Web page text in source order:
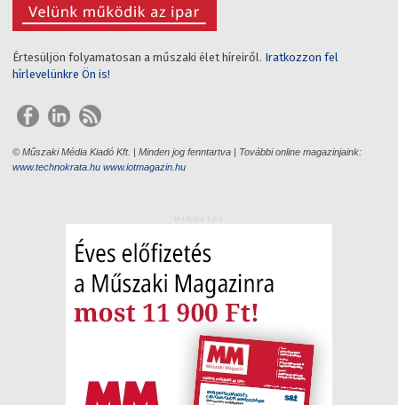
Értesüljön folyamatosan a műszaki élet híreiről. Iratkozzon fel
hírlevelünkre Ön is!
© Műszaki Média Kiadó Kft. | Minden jog fenntartva | További online magazinjaink:
www.technokrata.hu www.iotmagazin.hu
HIRDETÉS